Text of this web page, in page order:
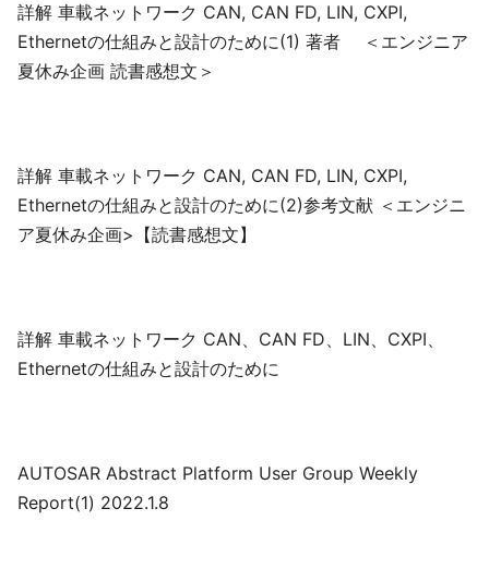
詳解 車載ネットワーク CAN, CAN FD, LIN, CXPI,
Ethernetの仕組みと設計のために(1) 著者 ＜エンジニア
夏休み企画 読書感想文＞
詳解 車載ネットワーク CAN, CAN FD, LIN, CXPI,
Ethernetの仕組みと設計のために(2)参考文献 ＜エンジニ
ア夏休み企画>【読書感想文】
詳解 車載ネットワーク CAN、CAN FD、LIN、CXPI、
Ethernetの仕組みと設計のために
AUTOSAR Abstract Platform User Group Weekly
Report(1) 2022.1.8